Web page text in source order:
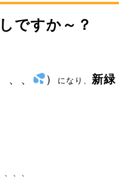
ですか～？
、、 ） になり、 新緑
、、、